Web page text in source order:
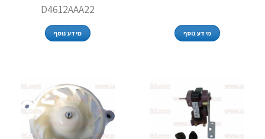
מידע נוסף
D4612AAA22
מידע נוסף